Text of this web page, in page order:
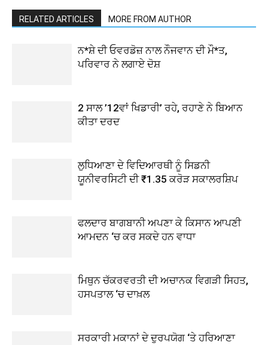
RELATED ARTICLES MORE FROM AUTHOR
ਨ*ਸ਼ੇ ਦੀ ਓਵਰਡੋਜ਼ ਨਾਲ ਨੌਜਵਾਨ ਦੀ ਮੌ*ਤ,
ਪਰਿਵਾਰ ਨੇ ਲਗਾਏ ਦੋਸ਼
2 ਸਾਲ ’12ਵਾਂ ਖਿਡਾਰੀ’ ਰਹੇ, ਰਹਾਣੇ ਨੇ ਬਿਆਨ
ਕੀਤਾ ਦਰਦ
ਲੁਧਿਆਣਾ ਦੇ ਵਿਦਿਆਰਥੀ ਨੂੰ ਸਿਡਨੀ
ਯੂਨੀਵਰਸਿਟੀ ਦੀ ₹1.35 ਕਰੋੜ ਸਕਾਲਰਸ਼ਿਪ
ਫਲਦਾਰ ਬਾਗਬਾਨੀ ਅਪਣਾ ਕੇ ਕਿਸਾਨ ਆਪਣੀ
ਆਮਦਨ ‘ਚ ਕਰ ਸਕਦੇ ਹਨ ਵਾਧਾ
ਮਿਥੁਨ ਚੱਕਰਵਰਤੀ ਦੀ ਅਚਾਨਕ ਵਿਗੜੀ ਸਿਹਤ,
ਹਸਪਤਾਲ ‘ਚ ਦਾਖ਼ਲ
ਸਰਕਾਰੀ ਮਕਾਨਾਂ ਦੇ ਦੁਰਪਯੋਗ ‘ਤੇ ਹਰਿਆਣਾ